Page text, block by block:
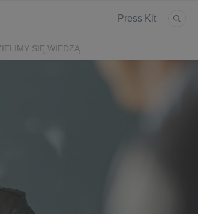
Press Kit
SIĘ WIEDZĄ